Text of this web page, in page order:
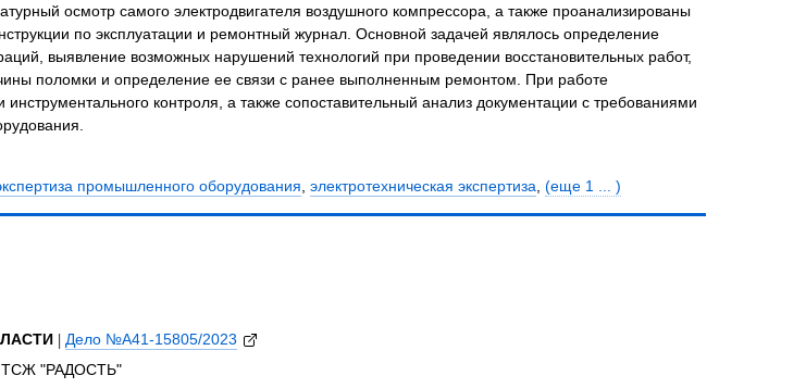
осмотр самого электродвигателя воздушного компрессора, а также проанализированы
по эксплуатации и ремонтный журнал. Основной задачей являлось определение
выявление возможных нарушений технологий при проведении восстановительных работ,
поломки и определение ее связи с ранее выполненным ремонтом. При работе
инструментального контроля, а также сопоставительный анализ документации с требованиями
промышленного оборудования, электротехническая экспертиза, (еще 1 ... )
| Дело №А41-15805/2023
"РАДОСТЬ"